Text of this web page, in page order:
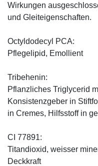
Wirkungen
und Gleiteigenschaften.
Octyldodecyl PCA:
Pflegelipid, Emollient
Tribehenin:
Pflanzliches Triglycerid
Konsistenzgeber in
in Cremes, Hilfsstoff in
CI 77891:
Titandioxid, weisser
Deckkraft